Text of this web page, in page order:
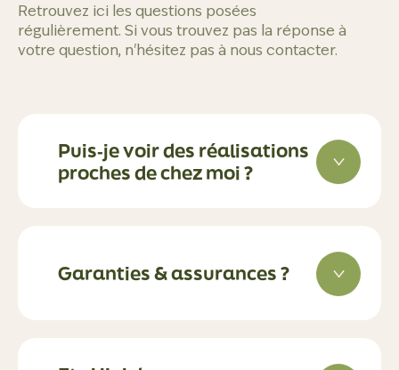
Retrouvez ici les questions posées
régulièrement. Si vous trouvez pas la réponse à
votre question, n'hésitez pas à nous contacter.
Puis‑je voir des réalisations
proches de chez moi ?
Garanties & assurances ?